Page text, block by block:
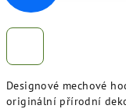
Designové mechové
originální přírodní